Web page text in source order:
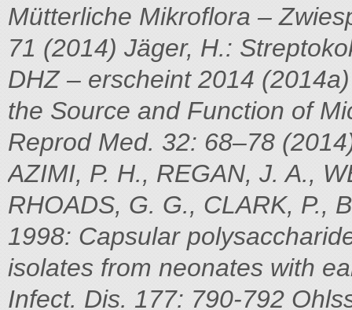
Mütterliche Mikroflora –
71 (2014) Jäger, H.:
DHZ – erscheint 2014
the Source and Function of
Reprod Med. 32: 68–78
AZIMI, P. H., REGAN, J. A.,
RHOADS, G. G., CLARK, P.,
1998: Capsular
isolates from neonates with
Infect. Dis. 177: 790-792